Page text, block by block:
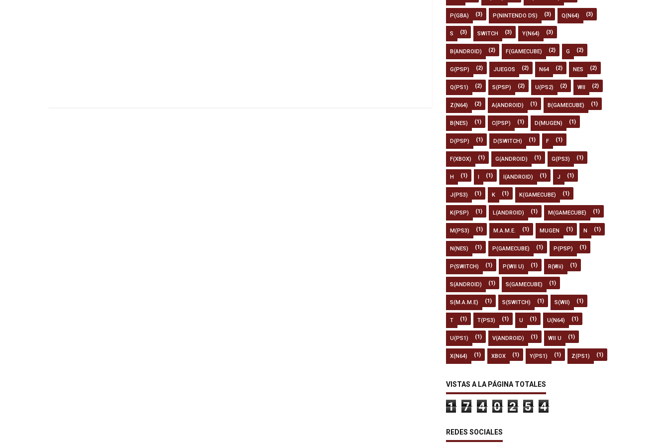
P(GBA) (3) P(NINTENDO DS) (3) Q(N64) (3)
S (3) SWITCH (3) Y(N64) (3)
B(ANDROID) (2) F(GAMECUBE) (2) G (2)
G(PSP) (2) JUEGOS (2) N64 (2) NES (2)
Q(PS1) (2) S(PSP) (2) U(PS2) (2) WII (2)
Z(N64) (2) A(ANDROID) (1) B(GAMECUBE) (1)
B(NES) (1) C(PSP) (1) D(MUGEN) (1)
D(PSP) (1) D(SWITCH) (1) F (1)
F(XBOX) (1) G(ANDROID) (1) G(PS3) (1)
H (1) I (1) I(ANDROID) (1) J (1)
J(PS3) (1) K (1) K(GAMECUBE) (1)
K(PSP) (1) L(ANDROID) (1) M(GAMECUBE) (1)
M(PS3) (1) M.A.M.E. (1) MUGEN (1) N (1)
N(NES) (1) P(GAMECUBE) (1) P(PSP) (1)
P(SWITCH) (1) P(WII U) (1) R(Wii) (1)
S(ANDROID) (1) S(GAMECUBE) (1)
S(M.A.M.E) (1) S(SWITCH) (1) S(WII) (1)
T (1) T(PS3) (1) U (1) U(N64) (1)
U(PS1) (1) V(ANDROID) (1) WII U (1)
X(N64) (1) XBOX (1) Y(PS1) (1) Z(PS1) (1)
VISTAS A LA PÁGINA TOTALES
1 7 4 0 2 5 4
REDES SOCIALES